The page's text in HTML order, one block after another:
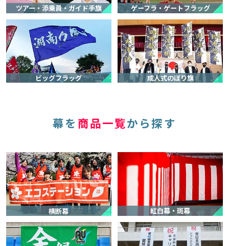
オリジナル旗(校旗・学校旗)
サービスの評価5
★★★★★
商品の評価5
★★★★★
投稿日：
2026.6.5
短納期
担当者の対応力
【サービスに関する満足度の理由】
運動会で使用したかったので納期について無理を言ったのだが、可能
な限りで対応をしてくださったのがありがたかった。
ツアー・添乗員・ガイド手旗 ゲーフラ・ゲートフラッグ
ビッグフラッグ 成人式のぼり旗
幕を商品一覧から探す
横断幕 紅白幕・斑幕